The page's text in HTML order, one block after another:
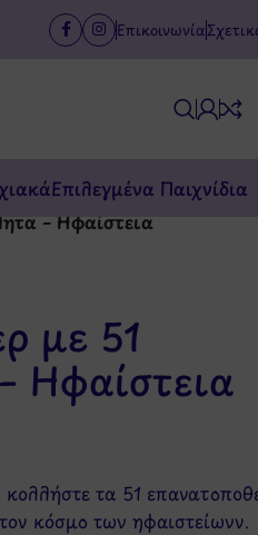
Επικοινωνία
Επιλεγμένα Παιχνίδια
– Ηφαίστεια
με 51
Ηφαίστεια
τα 51
κόσμο των ηφαιστείωνν.